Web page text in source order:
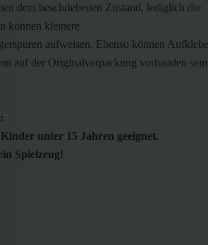
dem beschriebenen Zustand, lediglich die
können kleinere
aufweisen. Ebenso können
auf der Originalverpackung vorhanden
unter 15 Jahren geeignet.
Spielzeug!